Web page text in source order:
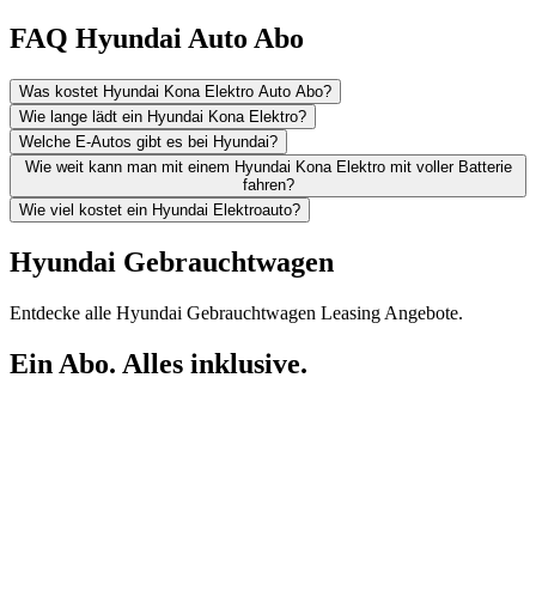
FAQ Hyundai Auto Abo
Was kostet Hyundai Kona Elektro Auto Abo?
Wie lange lädt ein Hyundai Kona Elektro?
Welche E-Autos gibt es bei Hyundai?
Wie weit kann man mit einem Hyundai Kona Elektro mit voller Batterie
fahren?
Wie viel kostet ein Hyundai Elektroauto?
Hyundai Gebrauchtwagen
Entdecke alle Hyundai Gebrauchtwagen Leasing Angebote.
Ein Abo. Alles inklusive.